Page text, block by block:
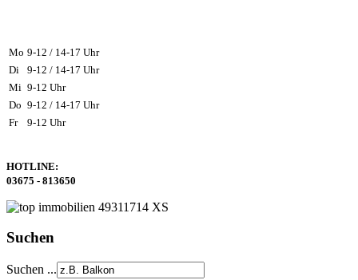
Mo 9-12 / 14-17 Uhr
Di
9-12 / 14-17 Uhr
Mi 9-12 Uhr
Do 9-12 / 14-17 Uhr
Fr
9-12 Uhr
HOTLINE:
03675 - 813650
Suchen
Suchen ...